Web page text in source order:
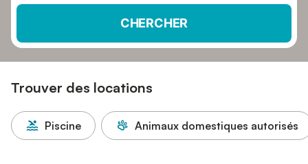
CHERCHER
Trouver des locations
Piscine Animaux domestiques autorisés